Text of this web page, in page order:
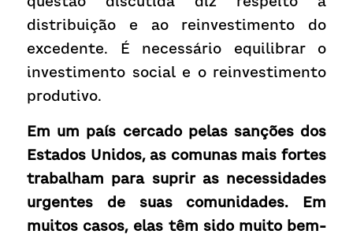
distribuição e ao reinvestimento do
excedente. É necessário equilibrar o
investimento social e o reinvestimento
produtivo.
Em um país cercado pelas sanções dos
Estados Unidos, as comunas mais fortes
trabalham para suprir as necessidades
urgentes de suas comunidades. Em
muitos casos, elas têm sido muito bem-